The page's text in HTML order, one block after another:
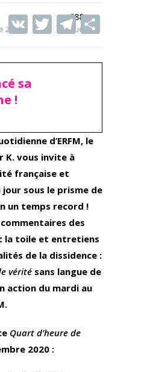
2020
688
Vues
V T
itt
T
e ar
sa
!
d’ERFM, le
K. vous invite à
française et
sous le prisme de
un temps record !
des
la toile et entretiens
de la dissidence :
vérité sans langue de
action du mardi au
Quart d’heure de
2020 :